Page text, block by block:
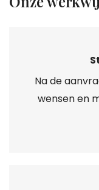
Na de
wensen en